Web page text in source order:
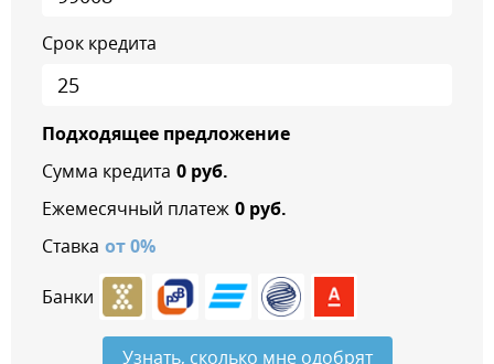
Срок кредита
Подходящее предложение
Сумма кредита 0руб.
Ежемесячный платеж 0руб.
Ставка от0%
Банки
Узнать, сколько мне одобрят